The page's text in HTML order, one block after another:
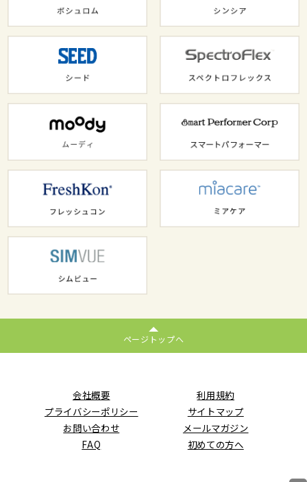
ページトップへ
会社概要
利用規約
プライバシーポリシー
サイトマップ
お問い合わせ
メールマガジン
FAQ
初めての方へ